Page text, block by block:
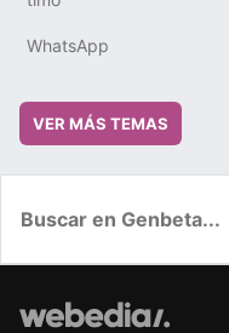
WhatsApp
VER MÁS TEMAS